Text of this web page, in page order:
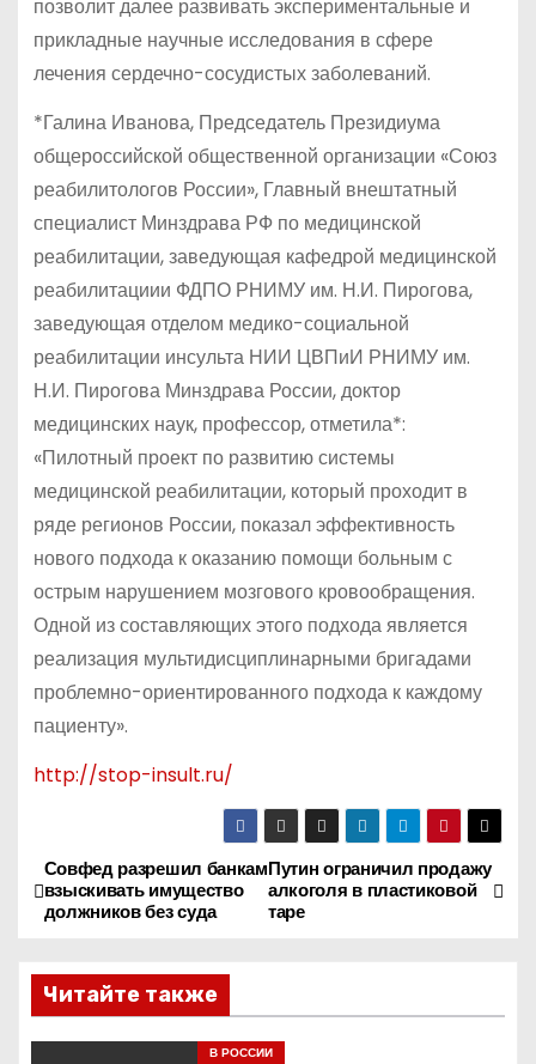
позволит далее развивать экспериментальные и
прикладные научные исследования в сфере
лечения сердечно-сосудистых заболеваний.
*Галина Иванова, Председатель Президиума
общероссийской общественной организации «Союз
реабилитологов России», Главный внештатный
специалист Минздрава РФ по медицинской
реабилитации, заведующая кафедрой медицинской
реабилитациии ФДПО РНИМУ им. Н.И. Пирогова,
заведующая отделом медико-социальной
реабилитации инсульта НИИ ЦВПиИ РНИМУ им.
Н.И. Пирогова Минздрава России, доктор
медицинских наук, профессор, отметила*:
«Пилотный проект по развитию системы
медицинской реабилитации, который проходит в
ряде регионов России, показал эффективность
нового подхода к оказанию помощи больным с
острым нарушением мозгового кровообращения.
Одной из составляющих этого подхода является
реализация мультидисциплинарными бригадами
проблемно-ориентированного подхода к каждому
пациенту».
http://stop-insult.ru/
Н
а
в
и
Путин ограничил продажу
алкоголя в пластиковой
таре
Совфед разрешил банкам
взыскивать имущество
должников без суда
Читайте также
В РОССИИ